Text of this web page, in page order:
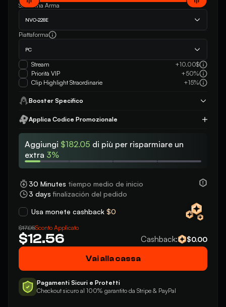
Seleziona Arma
NVO-228E
Piattaforma
PC
Stream
+10.00$
Priorità VIP
+50%
Clip Highlight Straordinarie
+15%
Booster Specifico
Applica Codice Promozionale
Aggiungi $182.05 di più per risparmiare un
extra 3%
30 Minutes tiempo medio de inicio
3 days finalización del pedido
Usa monete cashback $0
$17.95Sconto Applicato
$12.56 Cashback: $0.00
Vai alla cassa
Pagamenti Sicuri e Protetti
Checkout sicuro al 100% garantito da Stripe & PayPal